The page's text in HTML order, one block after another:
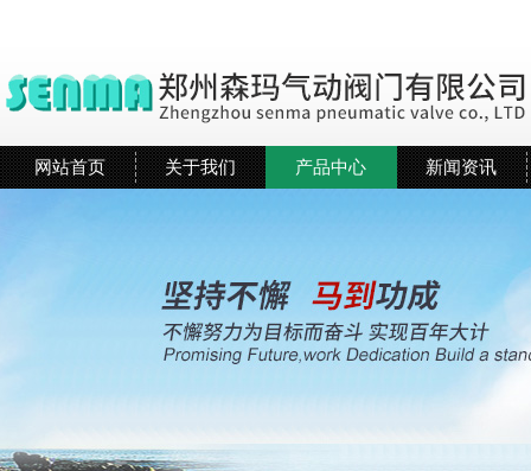
网站首页 关于我们 产品中心 新闻资讯